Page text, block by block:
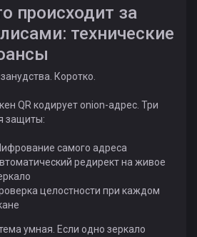
происходит за
технические
Коротко.
QR кодирует onion-адрес. Три
защиты:
самого адреса
редирект на живое
целостности при каждом
умная. Если одно зеркало